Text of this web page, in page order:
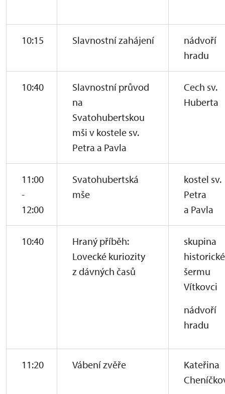
10:15 Slavnostní zahájení
nádvoří
hradu
10:40
Slavnostní průvod
na
Svatohubertskou
mši v kostele sv.
Petra a Pavla
Cech sv.
Huberta
11:00
-
12:00
Svatohubertská
mše
kostel sv.
Petra
a Pavla
10:40
Hraný příběh:
Lovecké kuriozity
z dávných časů
skupina
šermu
Vítkovci
nádvoří
hradu
11:20 Vábení zvěře
Kateřina